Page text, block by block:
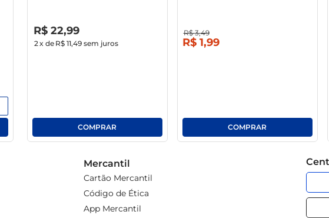
R$ 22,99
2x de R$ 11,49sem juros
R$ 3,49
R$ 1,99
Mercantil
Cartão Mercantil
Código de Ética
App Mercantil